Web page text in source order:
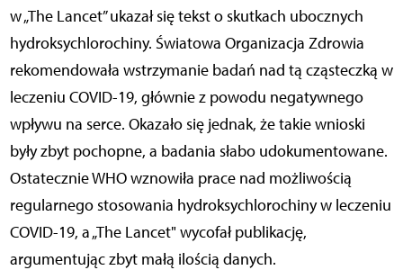
w „The Lancet” ukazał się tekst o skutkach ubocznych
hydroksychlorochiny. Światowa Organizacja Zdrowia
rekomendowała wstrzymanie badań nad tą cząsteczką w
leczeniu COVID-19, głównie z powodu negatywnego
wpływu na serce. Okazało się jednak, że takie wnioski
były zbyt pochopne, a badania słabo udokumentowane.
Ostatecznie WHO wznowiła prace nad możliwością
regularnego stosowania hydroksychlorochiny w leczeniu
COVID-19, a „The Lancet" wycofał publikację,
argumentując zbyt małą ilością danych.